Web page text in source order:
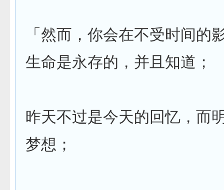
「然而，你会在不受时间的
生命是永存的，并且知道；
昨天不过是今天的回忆，而
梦想；